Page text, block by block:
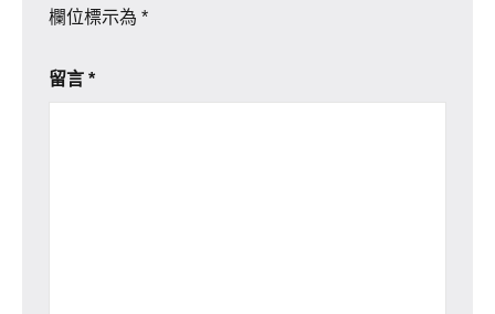
欄位標示為 *
留言 *